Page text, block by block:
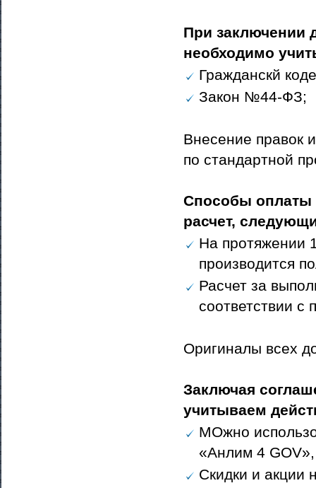
При заключении
необходимо
Гражданскй
Закон №44-ФЗ;
Внесение правок
по стандартной
Способы оплаты
расчет,
На протяжении
производится
Расчет за
соответствии с
Оригиналы всех
Заключая
учитываем
МОжно
«Анлим 4
Скидки и акции